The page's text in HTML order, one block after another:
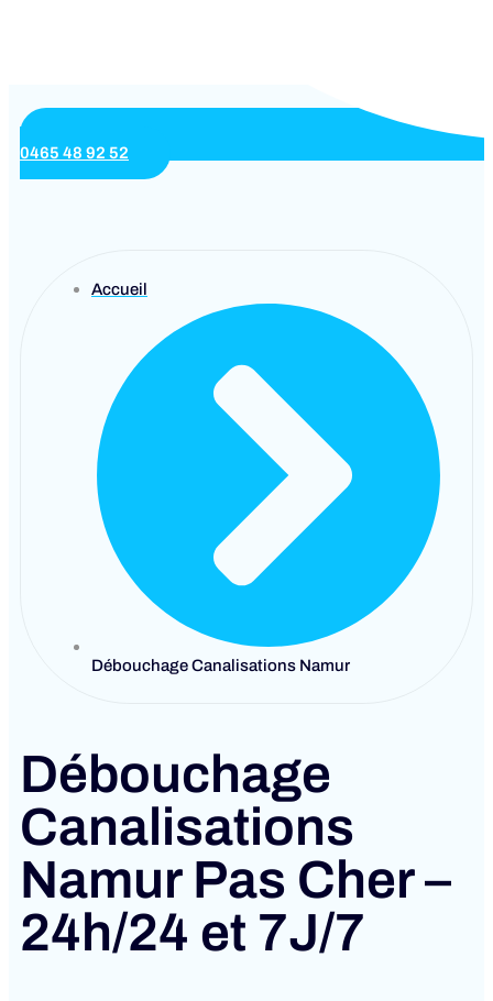
0465 48 92 52
Accueil
Débouchage Canalisations Namur
Débouchage
Canalisations
Namur Pas Cher –
24h/24 et 7J/7